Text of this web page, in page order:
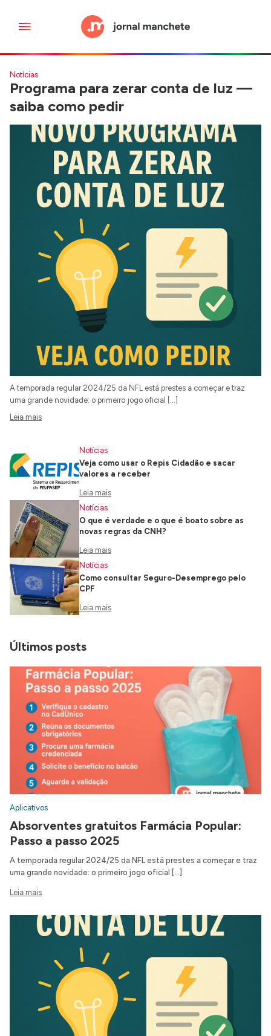
Notícias
Programa para zerar conta de luz —
saiba como pedir
A temporada regular 2024/25 da NFL está prestes a começar e traz
uma grande novidade: o primeiro jogo oficial […]
Leia mais
Notícias
Veja como usar o Repis Cidadão e sacar
valores a receber
Leia mais
Notícias
O que é verdade e o que é boato sobre as
novas regras da CNH?
Leia mais
Notícias
Como consultar Seguro-Desemprego pelo
CPF
Leia mais
Últimos posts
Aplicativos
Absorventes gratuitos Farmácia Popular:
Passo a passo 2025
A temporada regular 2024/25 da NFL está prestes a começar e traz
uma grande novidade: o primeiro jogo oficial […]
Leia mais